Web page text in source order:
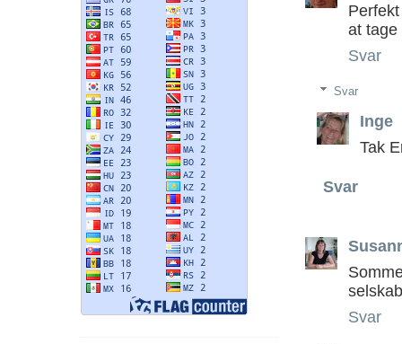
at tage
Svar
Svar
Inge
Tak
Svar
Svar